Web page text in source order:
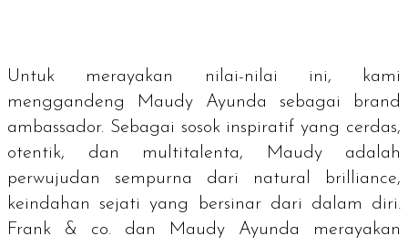
Untuk merayakan nilai-nilai ini, kami
menggandeng Maudy Ayunda sebagai brand
ambassador. Sebagai sosok inspiratif yang cerdas,
otentik, dan multitalenta, Maudy adalah
perwujudan sempurna dari natural brilliance,
keindahan sejati yang bersinar dari dalam diri.
Frank & co. dan Maudy Ayunda merayakan